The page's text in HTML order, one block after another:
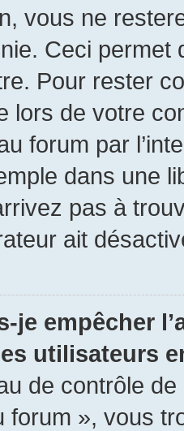
vous ne
Ceci permet
Pour rester
lors de votre
forum par
dans une
pas à
ait
je empêcher
utilisateurs
de contrôle
forum », vous